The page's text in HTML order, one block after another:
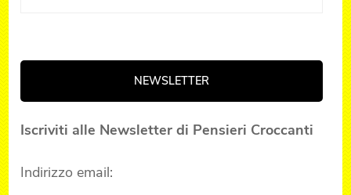
NEWSLETTER
Iscriviti alle Newsletter di Pensieri Croccanti
Indirizzo email: